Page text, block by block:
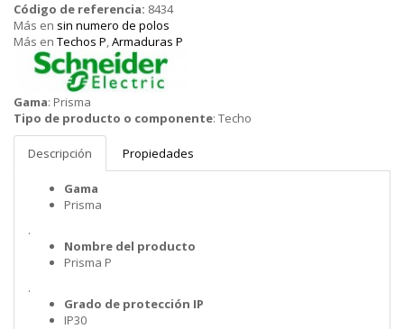
Código de referencia: 8434
Más en sin numero de polos
Más en Techos P,Armaduras P
Schneider
Gama: Prisma
Tipo de producto o componente: Techo
Descripción Propiedades
Gama
Prisma
.
Nombre del producto
Prisma P
.
Grado de protección IP
IP30